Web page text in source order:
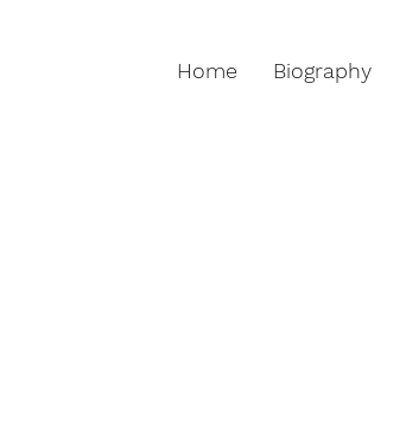
Home Biography